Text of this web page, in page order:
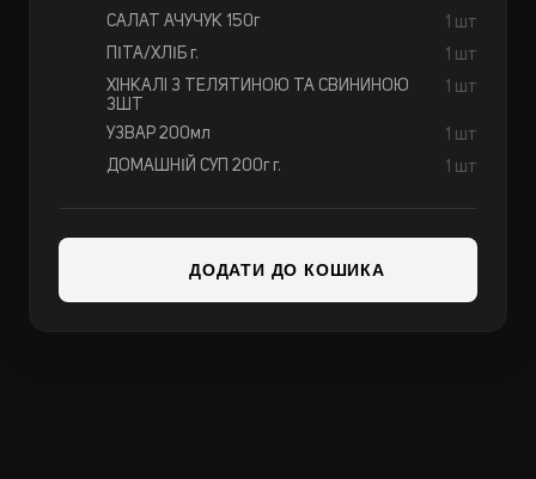
САЛАТ АЧУЧУК 150г
1 шт
ПІТА/ХЛІБ г.
1 шт
ХIНКАЛI З ТЕЛЯТИНОЮ ТА СВИНИНОЮ
3ШТ
1 шт
УЗВАР 200мл
1 шт
ДОМАШНІЙ СУП 200г г.
1 шт
ДОДАТИ ДО КОШИКА